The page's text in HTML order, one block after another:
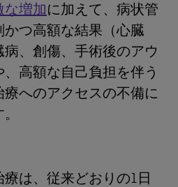
な増加に加えて、病状管
つ高額な結果（心臓
、創傷、手術後のアウ
、高額な自己負担を伴う
へのアクセスの不備に
は、従来どおりの1日